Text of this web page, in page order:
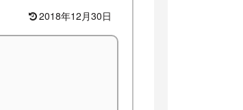
2018年12月30日